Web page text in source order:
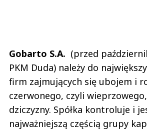
Gobarto S.A. (przed
PKM Duda) należy do
firm zajmujących się ubojem i
czerwonego, czyli
dziczyzny. Spółka kontroluje i
najważniejszą częścią grupy